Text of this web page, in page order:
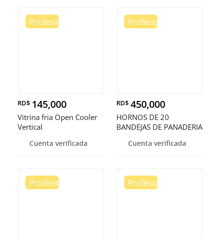
RD$ 145,000
Vitrina fria Open Cooler
Vertical
Cuenta verificada
RD$ 450,000
HORNOS DE 20
BANDEJAS DE PANADERIA
Cuenta verificada